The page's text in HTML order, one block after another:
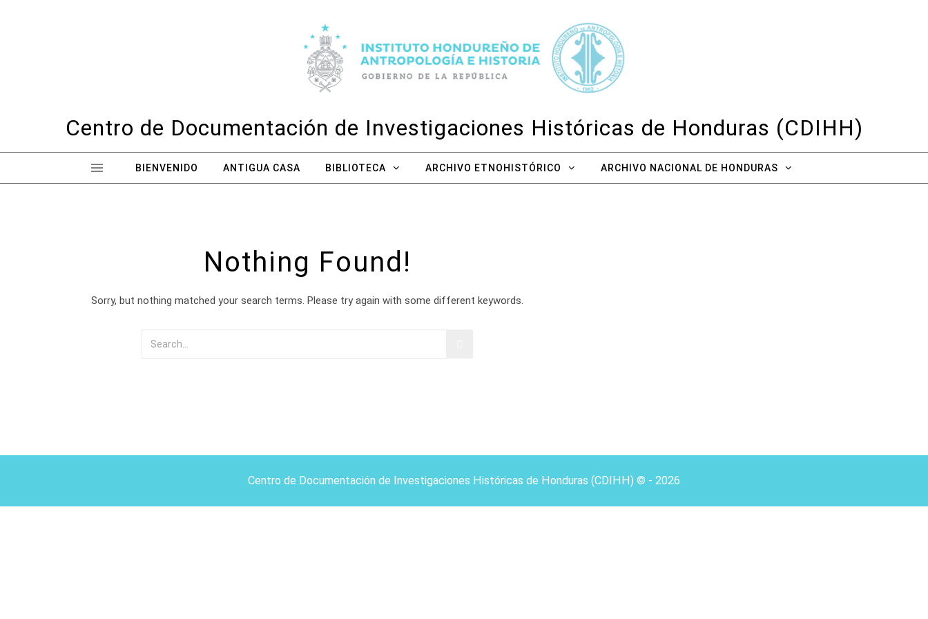
Centro de Documentación de Investigaciones Históricas de Honduras (CDIHH)
BIENVENIDO ANTIGUA CASA BIBLIOTECA ARCHIVO ETNOHISTÓRICO ARCHIVO NACIONAL DE HONDURAS
Nothing Found!
Sorry, but nothing matched your search terms. Please try again with some different keywords.
Centro de Documentación de Investigaciones Históricas de Honduras (CDIHH) © - 2026